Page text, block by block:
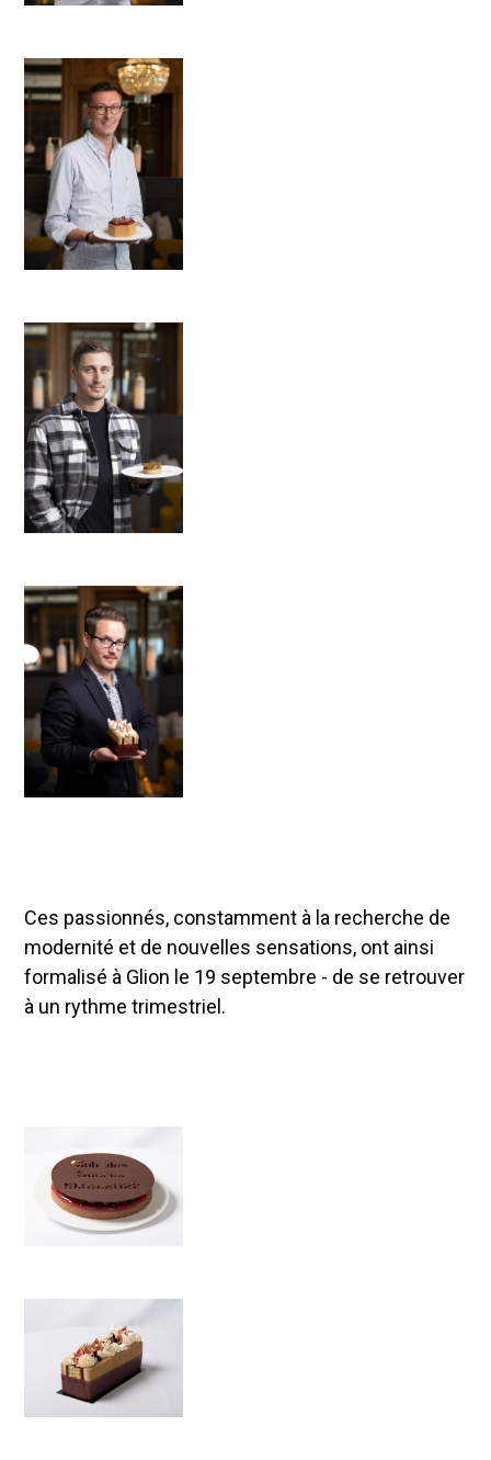
Ces passionnés, constamment à la recherche de
modernité et de nouvelles sensations, ont ainsi
formalisé à Glion le 19 septembre - de se retrouver
à un rythme trimestriel.